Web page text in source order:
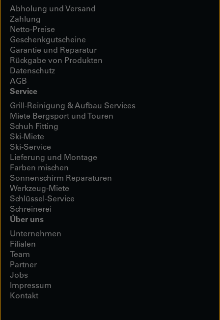
Abholung und Versand
Zahlung
Netto-Preise
Geschenkgutscheine
Garantie und Reparatur
Rückgabe von Produkten
Datenschutz
AGB
Service
Grill-Reinigung & Aufbau Services
Miete Bergsport und Touren
Schuh Fitting
Ski-Miete
Ski-Service
Lieferung und Montage
Farben mischen
Sonnenschirm Reparaturen
Werkzeug-Miete
Schlüssel-Service
Schreinerei
Über uns
Unternehmen
Filialen
Team
Partner
Jobs
Impressum
Kontakt